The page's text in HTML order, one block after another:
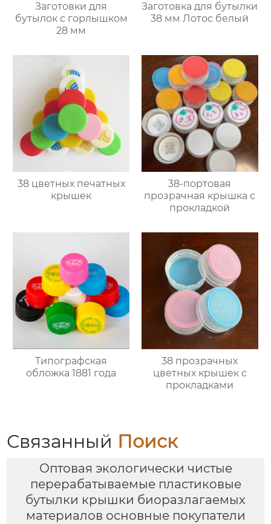
Заготовки для
бутылок с горлышком
28 мм
Заготовка для бутылки
38 мм Лотос белый
38 цветных печатных
крышек
38-портовая
прозрачная крышка с
прокладкой
Типографская
обложка 1881 года
38 прозрачных
цветных крышек с
прокладками
Связанный Поиск
Оптовая экологически чистые
перерабатываемые пластиковые
бутылки крышки биоразлагаемых
материалов основные покупатели